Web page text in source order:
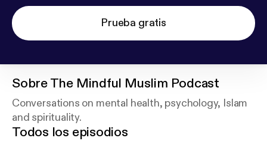
Prueba gratis
SobreThe Mindful Muslim Podcast
Conversations on mental health, psychology, Islam
and spirituality.
Todos los episodios